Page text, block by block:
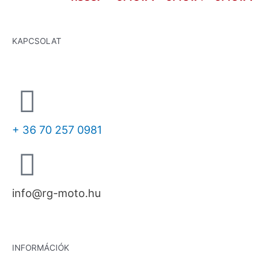
KAPCSOLAT
+ 36 70 257 0981
info@rg-moto.hu
INFORMÁCIÓK